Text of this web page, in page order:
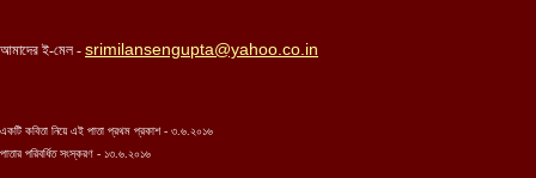
আমাদের ই-মেল - srimilansengupta@yahoo.co.in
একটি কবিতা নিয়ে এই পাতা প্রথম প্রকাশ - ৩.৬.২০১৬
পাতার পরিবর্ধিত সংস্করণ - ১৩.৬.২০১৬